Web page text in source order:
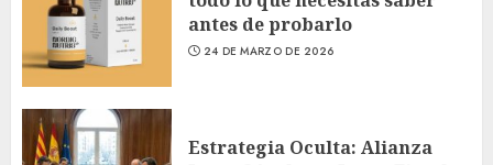
antes de probarlo
24 DE MARZO DE 2026
Estrategia Oculta: Alianza